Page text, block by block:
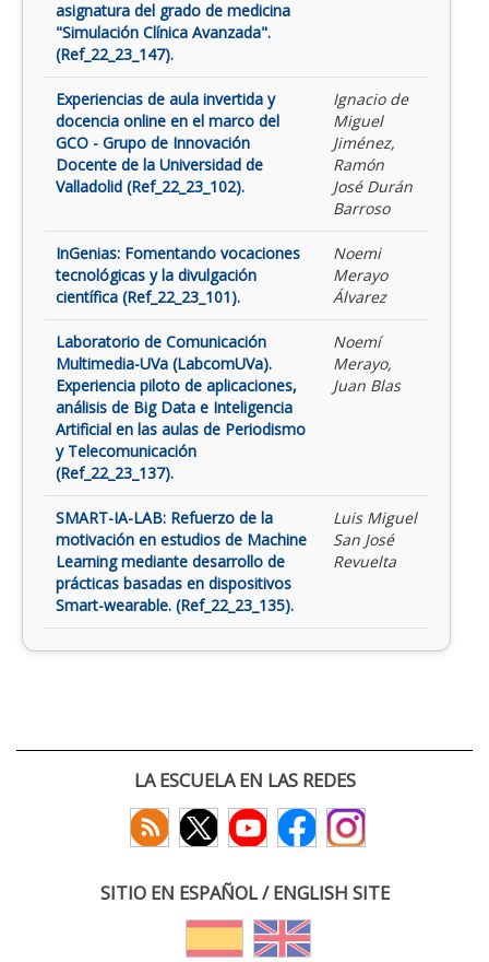
asignatura del grado de medicina
"Simulación Clínica Avanzada".
(Ref_22_23_147).
Experiencias de aula invertida y
docencia online en el marco del
GCO - Grupo de Innovación
Docente de la Universidad de
Valladolid (Ref_22_23_102).
Ignacio de
Miguel
Jiménez,
Ramón
José Durán
Barroso
InGenias: Fomentando vocaciones
tecnológicas y la divulgación
científica (Ref_22_23_101).
Noemi
Merayo
Álvarez
Laboratorio de Comunicación
Multimedia-UVa (LabcomUVa).
Experiencia piloto de aplicaciones,
análisis de Big Data e Inteligencia
Artificial en las aulas de Periodismo
y Telecomunicación
(Ref_22_23_137).
Noemí
Merayo,
Juan Blas
SMART-IA-LAB: Refuerzo de la
motivación en estudios de Machine
Learning mediante desarrollo de
prácticas basadas en dispositivos
Smart-wearable. (Ref_22_23_135).
Luis Miguel
San José
Revuelta
LA ESCUELA EN LAS REDES
SITIO EN ESPAÑOL / ENGLISH SITE